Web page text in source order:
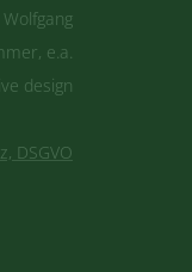
e.a.
design
DSGVO